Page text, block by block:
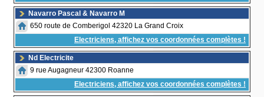
Navarro Pascal & Navarro M
650 route de Comberigol 42320 La Grand Croix
Electriciens, affichez vos coordonnées complètes !
Nd Electricite
9 rue Augagneur 42300 Roanne
Electriciens, affichez vos coordonnées complètes !